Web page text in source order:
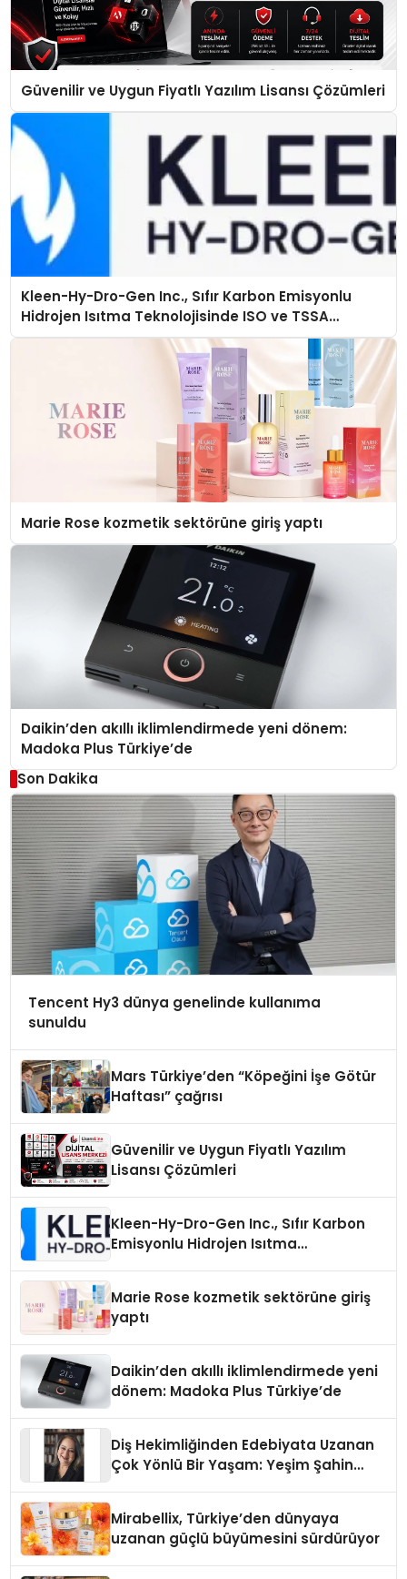
Güvenilir ve Uygun Fiyatlı Yazılım Lisansı Çözümleri
Kleen-Hy-Dro-Gen Inc., Sıfır Karbon Emisyonlu
Hidrojen Isıtma Teknolojisinde ISO ve TSSA
Düzenleyici Onaylarını Aldı
Marie Rose kozmetik sektörüne giriş yaptı
Daikin’den akıllı iklimlendirmede yeni dönem:
Madoka Plus Türkiye’de
Son Dakika
Tencent Hy3 dünya genelinde kullanıma
sunuldu
Mars Türkiye’den “Köpeğini İşe Götür
Haftası” çağrısı
Güvenilir ve Uygun Fiyatlı Yazılım
Lisansı Çözümleri
Kleen-Hy-Dro-Gen Inc., Sıfır Karbon
Emisyonlu Hidrojen Isıtma
Marie Rose kozmetik sektörüne giriş
yaptı
Daikin’den akıllı iklimlendirmede yeni
dönem: Madoka Plus Türkiye’de
Diş Hekimliğinden Edebiyata Uzanan
Çok Yönlü Bir Yaşam: Yeşim Şahin
Mirabellix, Türkiye’den dünyaya
uzanan güçlü büyümesini sürdürüyor